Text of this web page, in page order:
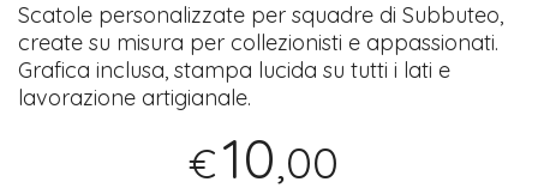
Scatole personalizzate per squadre di Subbuteo,
create su misura per collezionisti e appassionati.
Grafica inclusa, stampa lucida su tutti i lati e
lavorazione artigianale.
€10,00